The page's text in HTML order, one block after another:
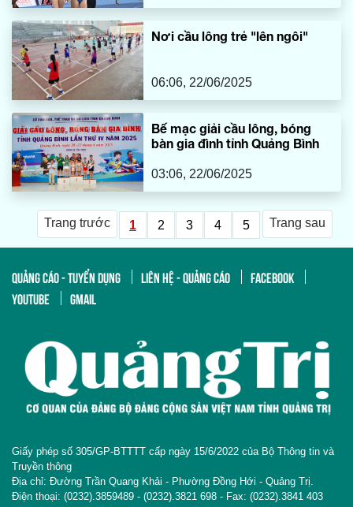
Nơi cầu lông trẻ "lên ngôi"
06:06, 22/06/2025
Bế mạc giải cầu lông, bóng
bàn gia đình tỉnh Quảng Bình
03:06, 22/06/2025
Trang trước 1 2 3 4 5 Trang sau
QUẢNG CÁO - TUYỂN DỤNG LIÊN HỆ - QUẢNG CÁO
FACEBOOK
YOUTUBE
GMAIL
Giấy phép số 305/GP-BTTTT cấp ngày 15/6/2022 của Bộ Thông tin và
Truyền thông
Địa chỉ: Đường Trần Quang Khải - Phường Đồng Hới - Quảng Trị.
Điện thoại: (0232).3859489 - (0232).3821 698 - Fax: (0232).3841 403